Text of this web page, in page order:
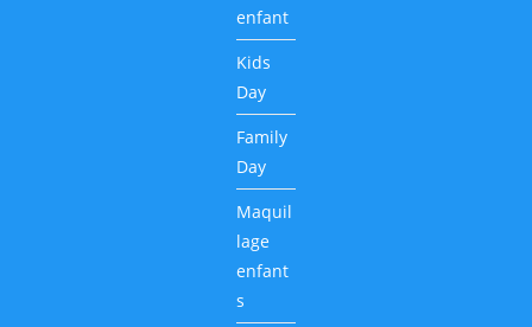
enfant
Kids
Day
Family
Day
Maquil
lage
enfant
s